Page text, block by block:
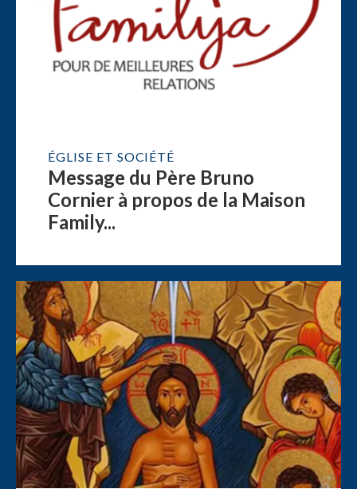
ÉGLISE ET SOCIÉTÉ
Message du Père Bruno
Cornier à propos de la Maison
Family...